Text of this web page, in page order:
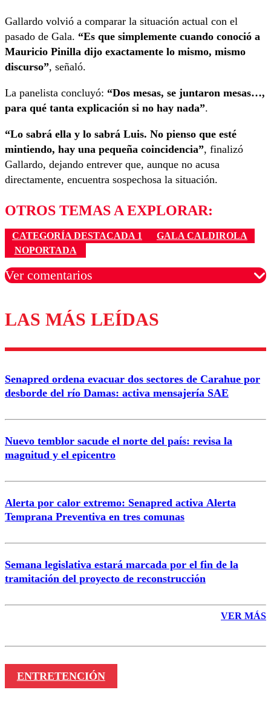
Gallardo volvió a comparar la situación actual con el
pasado de Gala. “Es que simplemente cuando conoció a
Mauricio Pinilla dijo exactamente lo mismo, mismo
discurso”, señaló.
La panelista concluyó: “Dos mesas, se juntaron mesas…,
para qué tanta explicación si no hay nada”.
“Lo sabrá ella y lo sabrá Luis. No pienso que esté
mintiendo, hay una pequeña coincidencia”, finalizó
Gallardo, dejando entrever que, aunque no acusa
directamente, encuentra sospechosa la situación.
OTROS TEMAS A EXPLORAR:
CATEGORÍA DESTACADA 1
GALA CALDIROLA
NOPORTADA
Ver comentarios
Los comentarios son moderados para garantizar un
diálogo respetuoso.
Nombre
Correo
LAS MÁS LEÍDAS
Senapred ordena evacuar dos sectores de Carahue por
desborde del río Damas: activa mensajería SAE
Nuevo temblor sacude el norte del país: revisa la
magnitud y el epicentro
Alerta por calor extremo: Senapred activa Alerta
Temprana Preventiva en tres comunas
Semana legislativa estará marcada por el fin de la
tramitación del proyecto de reconstrucción
VER MÁS
ENTRETENCIÓN